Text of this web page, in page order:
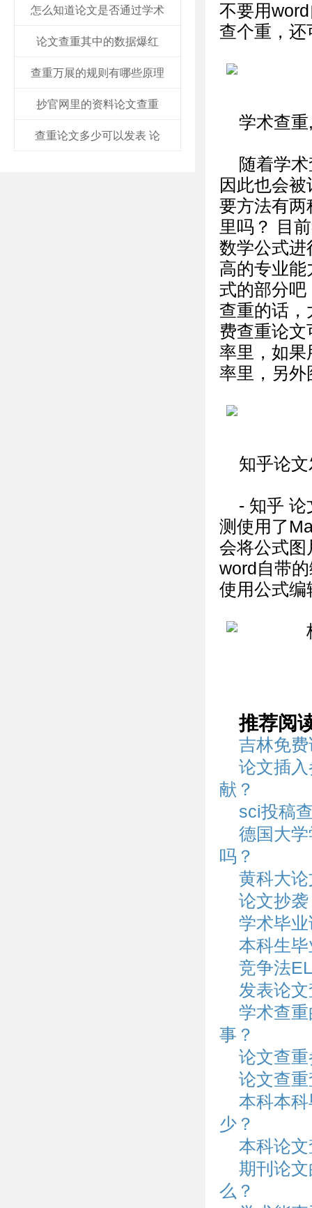
怎么知道论文是否通过学术
论文查重其中的数据爆红
查重万展的规则有哪些原理
抄官网里的资料论文查重
查重论文多少可以发表 论
不要用
查个重，还
学术查
随着学
因此也会
要方法有两
里吗？ 目
数学公式进
高的专业
式的部分
查重的话，
费查重论
率里，如果
率里，另外
知乎论
- 知乎 论
测使用了
会将公式图
word自带
使用公式编
推荐阅
吉林免
论文插
献？
sci投稿
德国大
吗？
黄科大
论文抄
学术毕
本科生
竞争法
发表论
学术查
事？
论文查
论文查
本科本
少？
本科论
期刊论
么？